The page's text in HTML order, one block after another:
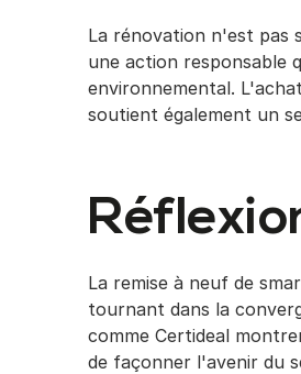
La rénovation n'est pas
une action responsable
environnemental.
soutient également un
La remise à neuf de
tournant dans la
comme Certideal
de façonner l'avenir du